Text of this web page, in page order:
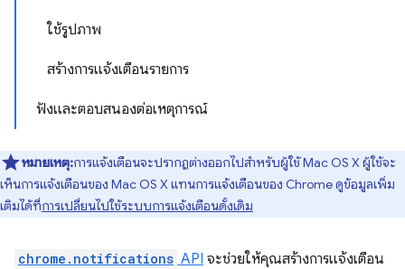
ใช้รูปภาพ
สร้างการแจ้งเตือนรายการ
ฟังและตอบสนองต่อเหตุการณ์
หมายเหตุ:การแจ้งเตือนจะปรากฏต่างออกไปสำหรับผู้ใช้ Mac OS X ผู้ใช้จะ
เห็นการแจ้งเตือนของ Mac OS X แทนการแจ้งเตือนของ Chrome ดูข้อมูลเพิ่ม
เติมได้ที่การเปลี่ยนไปใช้ระบบการแจ้งเตือนดั้งเดิม
chrome.notifications API จะช่วยให้คุณสร้างการแจ้งเตือน